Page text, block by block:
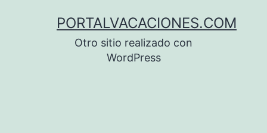
PORTALVACACIONES.COM
Otro sitio realizado con
WordPress